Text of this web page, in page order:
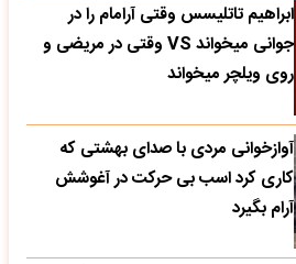
ابراهیم تاتلیسس وقتی آرامام را در
جوانی میخواند VS وقتی در مریضی و
روی ویلچر میخواند
آوازخوانی مردی با صدای بهشتی که
کاری کرد اسب بی حرکت در آغوشش
آرام بگیرد